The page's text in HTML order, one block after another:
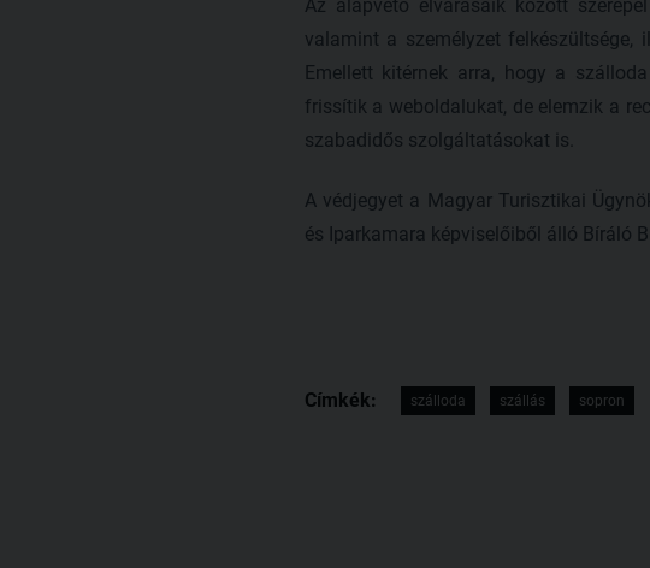
Az alapvető elvárásaik között
valamint a személyzet felkészültsége,
Emellett kitérnek arra, hogy a
frissítik a weboldalukat, de elemzik a
szabadidős szolgáltatásokat is.
A védjegyet a Magyar Turisztikai
és Iparkamara képviselőiből álló Bíráló
Címkék: szálloda szállás sopron